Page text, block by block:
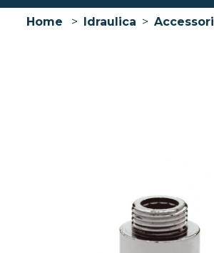
Home > Idraulica > Accessori